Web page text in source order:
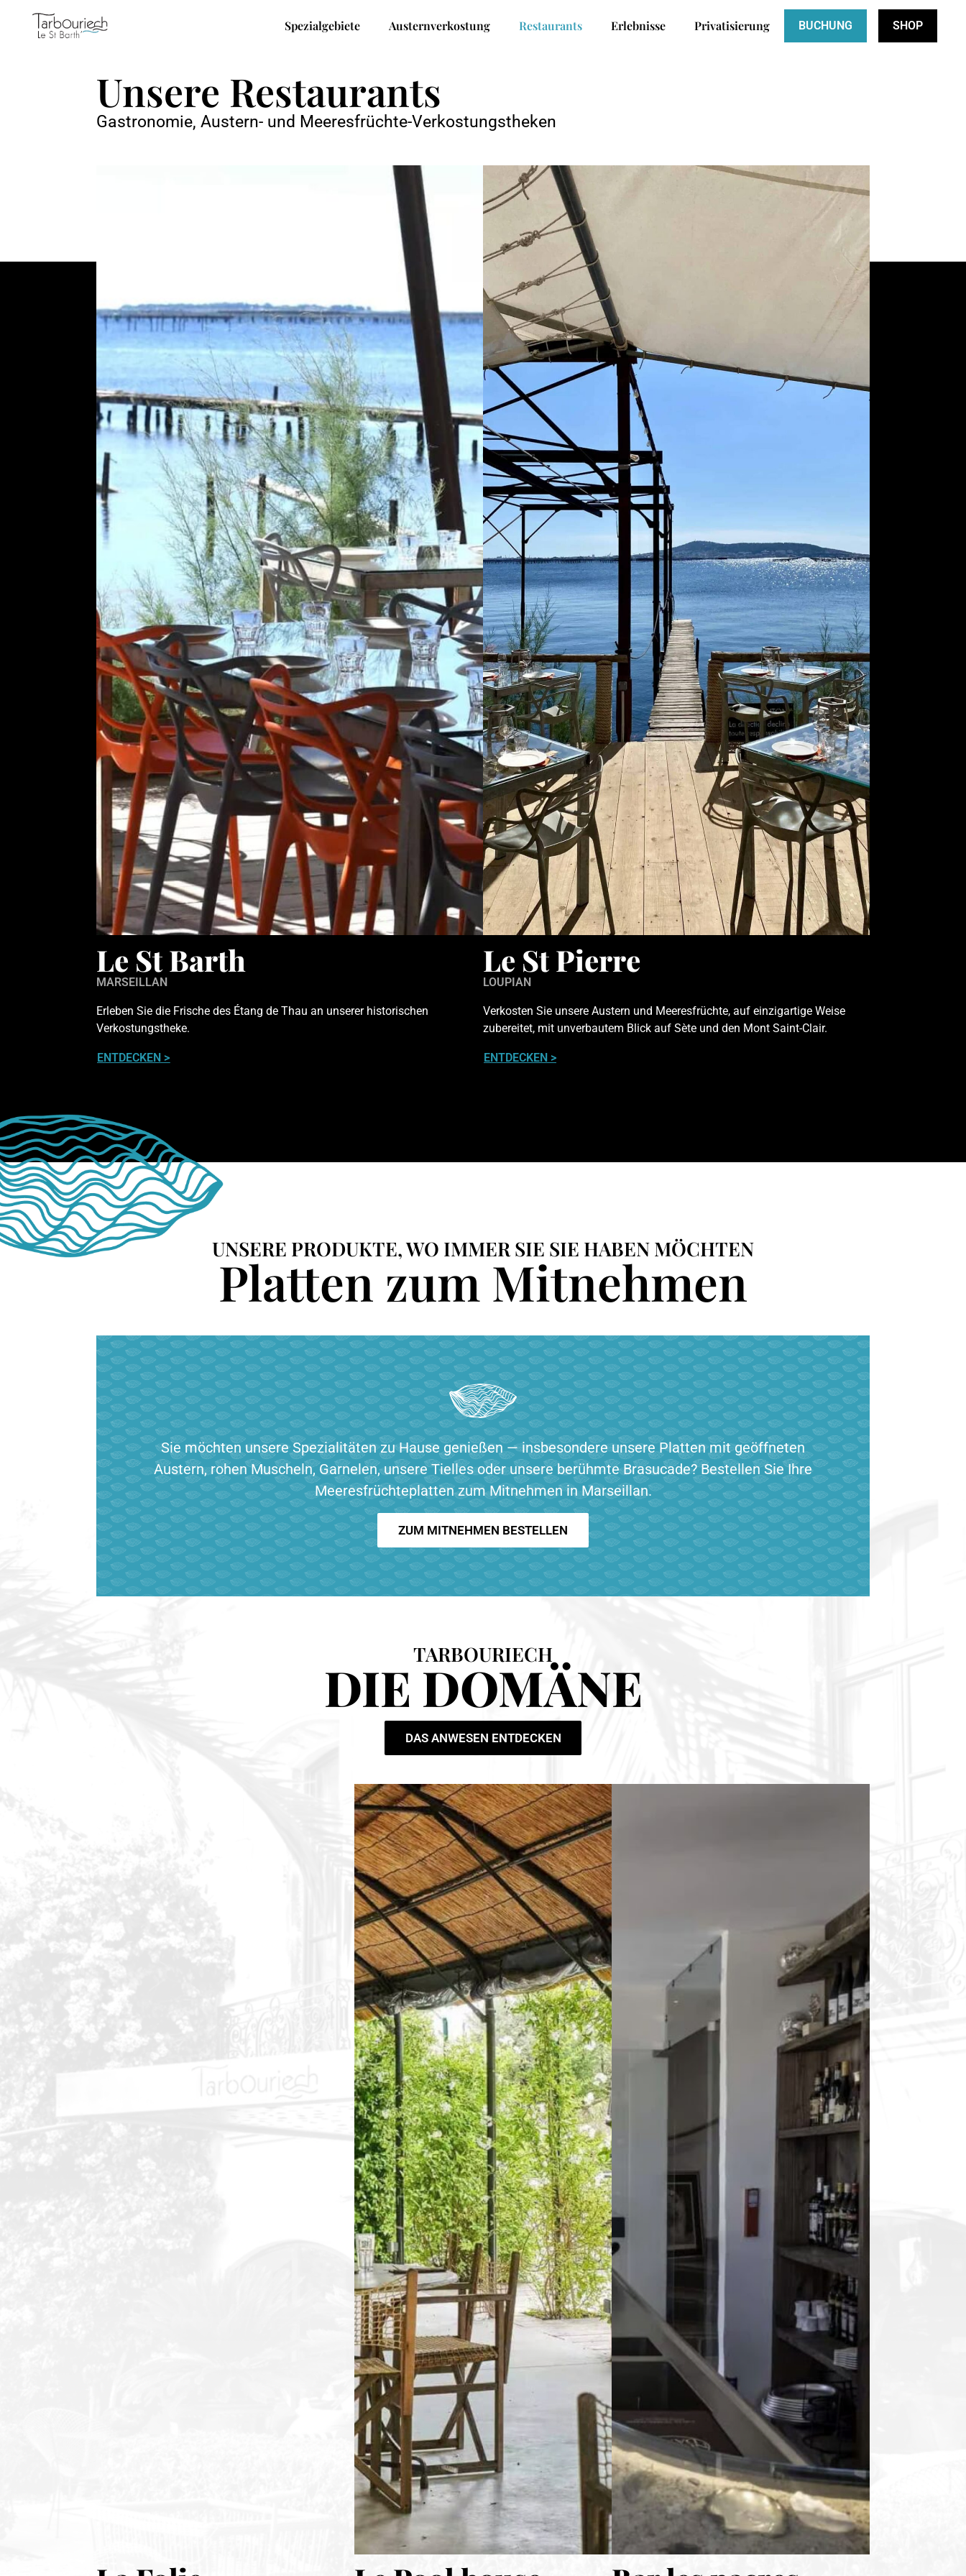
Spezialgebiete Austernverkostung Restaurants Erlebnisse Privatisierung BUCHUNG SHOP
Unsere Restaurants
Gastronomie, Austern- und Meeresfrüchte-Verkostungstheken
Le St Barth
MARSEILLAN
Erleben Sie die Frische des Étang de Thau an unserer historischen
Verkostungstheke.
ENTDECKEN >
Le St Pierre
LOUPIAN
Verkosten Sie unsere Austern und Meeresfrüchte, auf einzigartige Weise
zubereitet, mit unverbautem Blick auf Sète und den Mont Saint-Clair.
ENTDECKEN >
UNSERE PRODUKTE, WO IMMER SIE SIE HABEN MÖCHTEN
Platten zum Mitnehmen
Sie möchten unsere Spezialitäten zu Hause genießen — insbesondere unsere Platten mit geöffneten
Austern, rohen Muscheln, Garnelen, unsere Tielles oder unsere berühmte Brasucade? Bestellen Sie Ihre
Meeresfrüchteplatten zum Mitnehmen in Marseillan.
ZUM MITNEHMEN BESTELLEN
TARBOURIECH
DIE DOMÄNE
DAS ANWESEN ENTDECKEN